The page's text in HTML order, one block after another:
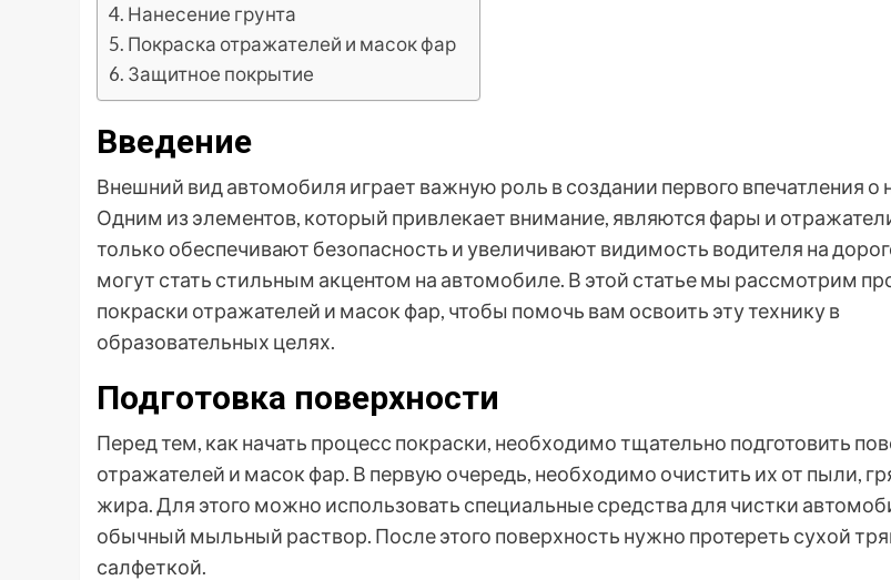
Нанесение грунта
Покраска отражателей и масок фар
Защитное покрытие
Введение
Внешний вид автомобиля играет важную роль в создании первого впечатления о
Одним из элементов, который привлекает внимание, являются фары и
только обеспечивают безопасность и увеличивают видимость водителя на
могут стать стильным акцентом на автомобиле. В этой статье мы рассмотрим
покраски отражателей и масок фар, чтобы помочь вам освоить эту технику в
образовательных целях.
Подготовка поверхности
Перед тем, как начать процесс покраски, необходимо тщательно подготовить
отражателей и масок фар. В первую очередь, необходимо очистить их от пыли,
жира. Для этого можно использовать специальные средства для чистки
обычный мыльный раствор. После этого поверхность нужно протереть сухой
салфеткой.